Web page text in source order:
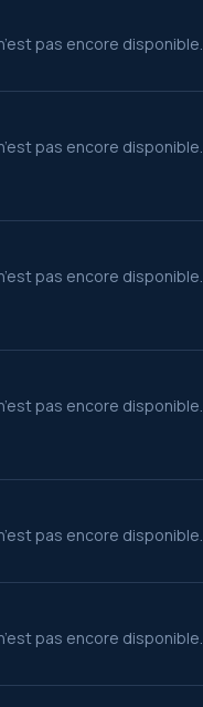
pas encore disponible.
pas encore disponible.
pas encore disponible.
pas encore disponible.
pas encore disponible.
pas encore disponible.